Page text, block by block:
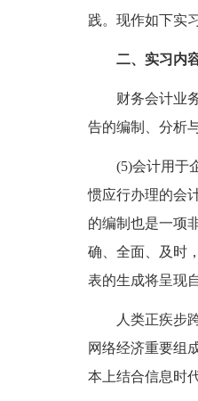
践。现作如下实
二、实习内
财务会计业务
告的编制、分析
(5)会计用于企
惯应行办理的会
的编制也是一项
确、全面、及时
表的生成将呈现
人类正疾步跨
网络经济重要组
本上结合信息时